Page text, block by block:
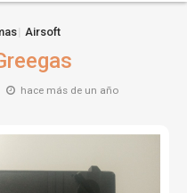
Airsoft
hace más de un año